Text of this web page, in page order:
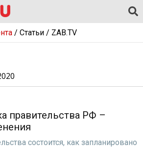
/ Статьи/ ZAB.TV
правительства РФ –
состоится, как запланировано